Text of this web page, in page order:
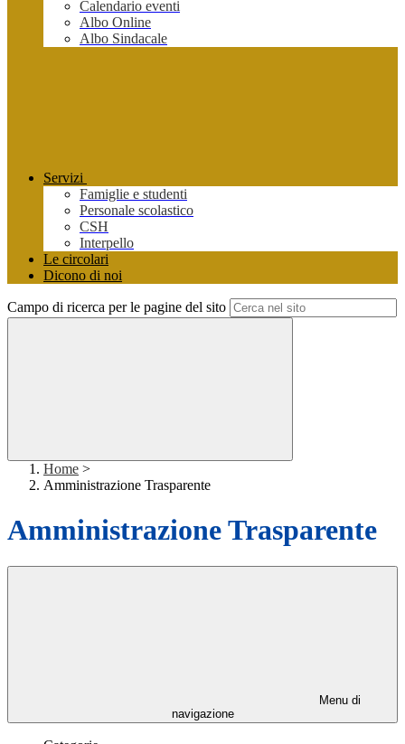
Calendario eventi
Albo Online
Albo Sindacale
Servizi
Famiglie e studenti
Personale scolastico
CSH
Interpello
Le circolari
Dicono di noi
Campo di ricerca per le pagine del sito
Home >
Amministrazione Trasparente
Amministrazione Trasparente
Menu di
navigazione